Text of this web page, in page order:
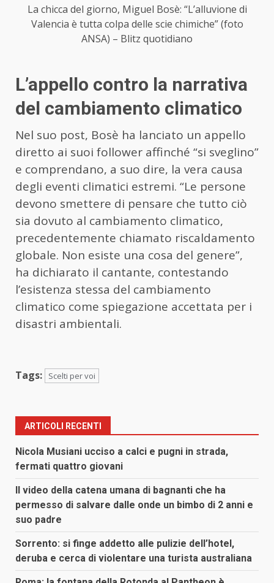
La chicca del giorno, Miguel Bosè: “L’alluvione di
Valencia è tutta colpa delle scie chimiche” (foto
ANSA) – Blitz quotidiano
L’appello contro la narrativa
del cambiamento climatico
Nel suo post, Bosè ha lanciato un appello
diretto ai suoi follower affinché “si sveglino”
e comprendano, a suo dire, la vera causa
degli eventi climatici estremi. “Le persone
devono smettere di pensare che tutto ciò
sia dovuto al cambiamento climatico,
precedentemente chiamato riscaldamento
globale. Non esiste una cosa del genere”,
ha dichiarato il cantante, contestando
l’esistenza stessa del cambiamento
climatico come spiegazione accettata per i
disastri ambientali.
Tags: Scelti per voi
ARTICOLI RECENTI
Nicola Musiani ucciso a calci e pugni in strada,
fermati quattro giovani
Il video della catena umana di bagnanti che ha
permesso di salvare dalle onde un bimbo di 2 anni e
suo padre
Sorrento: si finge addetto alle pulizie dell’hotel,
deruba e cerca di violentare una turista australiana